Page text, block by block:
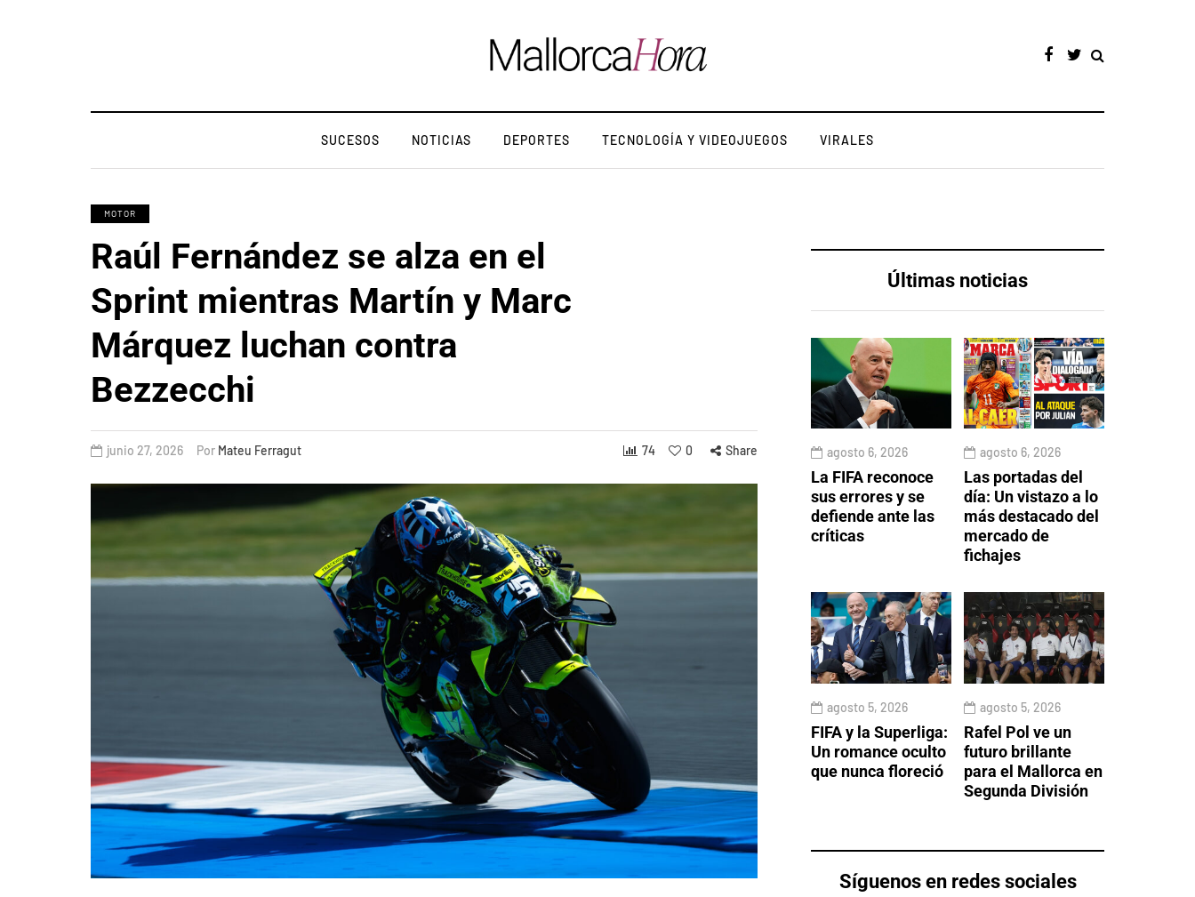
SUCESOS NOTICIAS DEPORTES TECNOLOGÍA Y VIDEOJUEGOS VIRALES
MOTOR
Raúl Fernández se alza en el
Sprint mientras Martín y Marc
Márquez luchan contra
Bezzecchi
junio 27, 2026 Por Mateu Ferragut 74 0 Share
Últimas noticias
agosto 6, 2026
La FIFA reconoce
sus errores y se
defiende ante las
críticas
agosto 6, 2026
Las portadas del
día: Un vistazo a lo
más destacado del
mercado de
fichajes
agosto 5, 2026
FIFA y la Superliga:
Un romance oculto
que nunca floreció
agosto 5, 2026
Rafel Pol ve un
futuro brillante
para el Mallorca en
Segunda División
Síguenos en redes sociales